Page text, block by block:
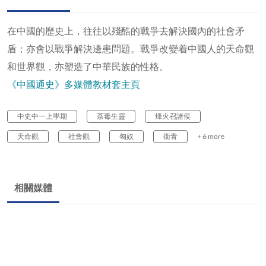
在中國的歷史上，往往以殘酷的戰爭去解決國內的社會矛
盾；亦會以戰爭解決邊患問題。戰爭改變着中國人的天命觀
和世界觀，亦塑造了中華民族的性格。
《中國通史》多媒體教材套主頁
中史中一上學期 荼毒生靈 烽火召諸侯
天命觀 社會觀 匈奴 衛青 + 6 more
相關媒體